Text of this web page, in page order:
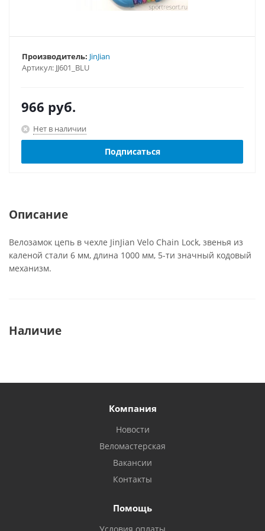
Артикул: JJ601_BLU
Производитель: JinJian
966 руб.
Нет в наличии
Подписаться
Описание
Велозамок цепь в чехле JinJian Velo Chain Lock, звенья из
каленой стали 6 мм, длина 1000 мм, 5-ти значный кодовый
механизм.
Наличие
Компания
Новости
Веломастерская
Вакансии
Контакты
Помощь